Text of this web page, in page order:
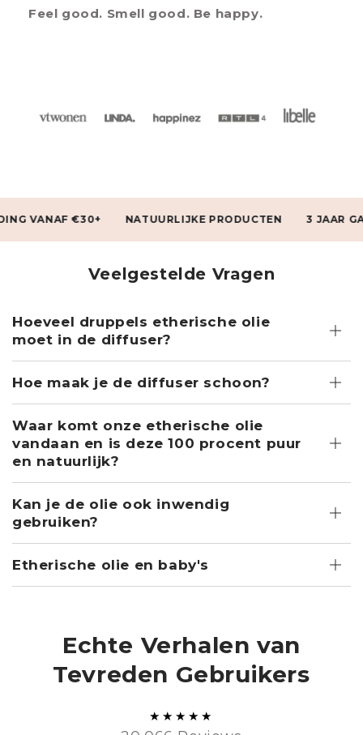
Feel good. Smell good. Be happy.
€30+ NATUURLIJKE PRODUCTEN 3 JAAR
Veelgestelde Vragen
Hoeveel druppels etherische olie
moet in de diffuser?
Hoe maak je de diffuser schoon?
Waar komt onze etherische olie
vandaan en is deze 100 procent puur
en natuurlijk?
Kan je de olie ook inwendig
gebruiken?
Etherische olie en baby's
Echte Verhalen van
Tevreden Gebruikers